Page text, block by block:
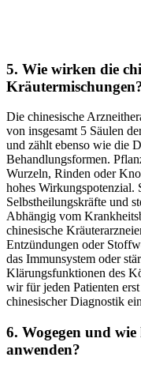
5. Wie wirken die
Die chinesische
von insgesamt 5 Säulen
und zählt ebenso wie die
Behandlungsformen.
Wurzeln, Rinden oder
hohes Wirkungspotenzial.
Selbstheilungskräfte und
Abhängig vom
chinesische
Entzündungen oder
das Immunsystem oder
Klärungsfunktionen des
wir für jeden Patienten
chinesischer Diagnostik
6. Wogegen und
anwenden?